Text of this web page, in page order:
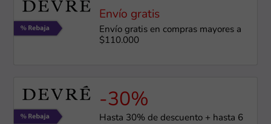
Envío gratis
Envío gratis en compras mayores a
$110.000
-30%
Hasta 30% de descuento + hasta 6